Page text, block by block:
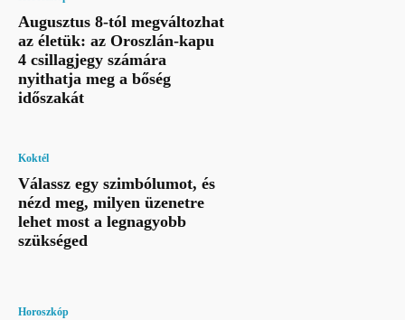
Augusztus 8-tól megváltozhat
az életük: az Oroszlán-kapu
4 csillagjegy számára
nyithatja meg a bőség
időszakát
Koktél
Válassz egy szimbólumot, és
nézd meg, milyen üzenetre
lehet most a legnagyobb
szükséged
Horoszkóp